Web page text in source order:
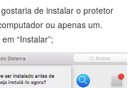
de instalar o protetor
ou apenas um.
“Instalar”;